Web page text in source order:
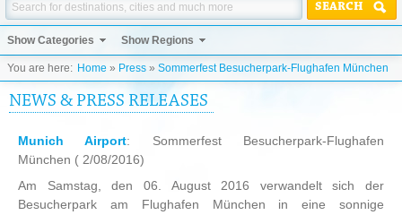
SEARCH
Show Categories Show Regions
You are here: Home » Press » Sommerfest Besucherpark-Flughafen München
NEWS & PRESS RELEASES
Munich Airport: Sommerfest Besucherpark-Flughafen
München ( 2/08/2016)
Am Samstag, den 06. August 2016 verwandelt sich der
Besucherpark am Flughafen München in eine sonnige